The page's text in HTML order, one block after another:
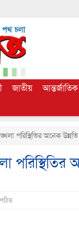
জাতীয় আন্তর্জাতিক
অনেক উন্নতি